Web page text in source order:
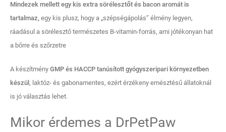
Mindezek mellett egy kis extra sörélesztőt és bacon aromát is
tartalmaz, egy kis plusz, hogy a „szépségápolás” élmény legyen,
ráadásul a sörélesztő természetes B-vitamin-forrás, ami jótékonyan hat
a bőrre és szőrzetre
A készítmény GMP és HACCP tanúsított gyógyszeripari környezetben
készül , laktóz- és gabonamentes, ezért érzékeny emésztésű állatoknál
is jó választás lehet.
Mikor érdemes a DrPetPaw